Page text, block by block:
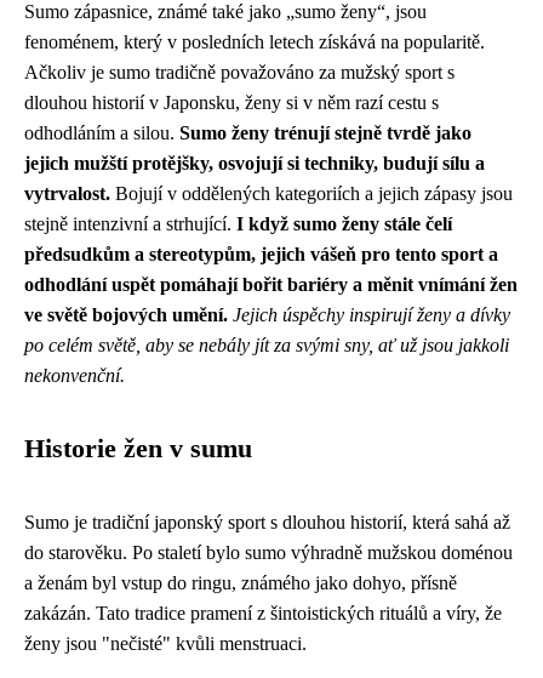
Sumo zápasnice, známé také jako „sumo ženy“, jsou
fenoménem, který v posledních letech získává na popularitě.
Ačkoliv je sumo tradičně považováno za mužský sport s
dlouhou historií v Japonsku, ženy si v něm razí cestu s
odhodláním a silou. Sumo ženy trénují stejně tvrdě jako
jejich mužští protějšky, osvojují si techniky, budují sílu a
vytrvalost. Bojují v oddělených kategoriích a jejich zápasy jsou
stejně intenzivní a strhující. I když sumo ženy stále čelí
předsudkům a stereotypům, jejich vášeň pro tento sport a
odhodlání uspět pomáhají bořit bariéry a měnit vnímání žen
ve světě bojových umění. Jejich úspěchy inspirují ženy a dívky
po celém světě, aby se nebály jít za svými sny, ať už jsou jakkoli
nekonvenční.
Historie žen v sumu
Sumo je tradiční japonský sport s dlouhou historií, která sahá až
do starověku. Po staletí bylo sumo výhradně mužskou doménou
a ženám byl vstup do ringu, známého jako dohyo, přísně
zakázán. Tato tradice pramení z šintoistických rituálů a víry, že
ženy jsou "nečisté" kvůli menstruaci.